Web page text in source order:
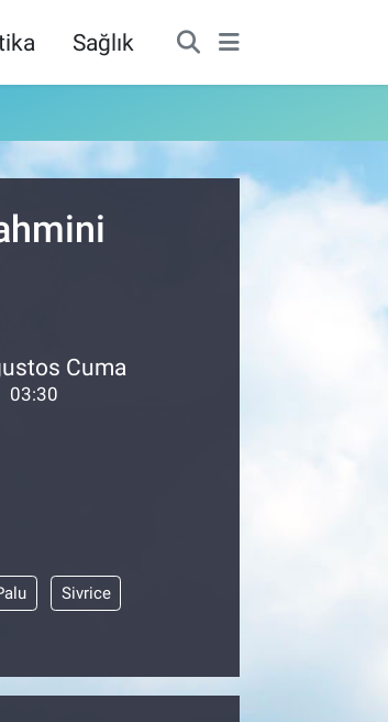
Sağlık
Cuma
03:30
Sivrice